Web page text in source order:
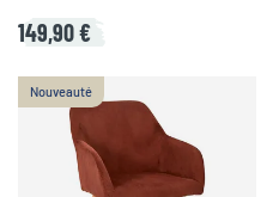
149,90 €
Nouveauté